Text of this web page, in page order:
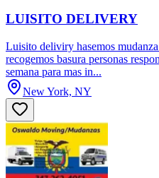
LUISITO DELIVERY
Luisito deliviry hasemos
recogemos basura personas
semana para mas in...
New York, NY